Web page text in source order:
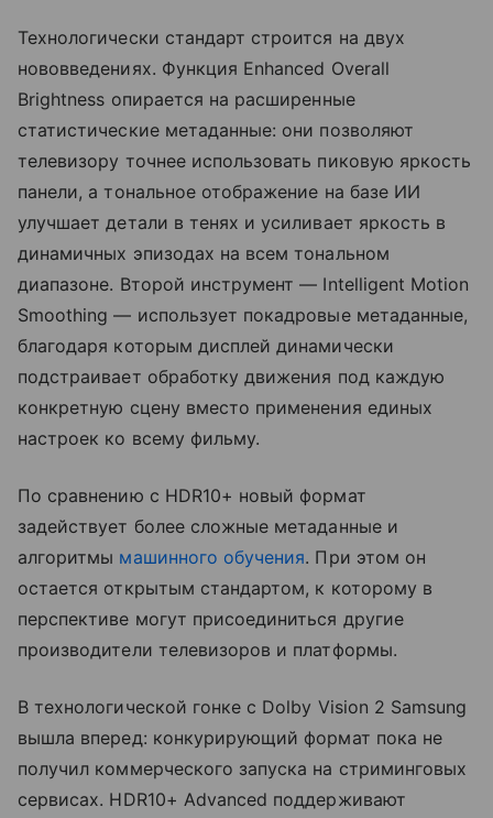
Технологически стандарт строится на двух
нововведениях. Функция Enhanced Overall
Brightness опирается на расширенные
статистические метаданные: они позволяют
телевизору точнее использовать пиковую яркость
панели, а тональное отображение на базе ИИ
улучшает детали в тенях и усиливает яркость в
динамичных эпизодах на всем тональном
диапазоне. Второй инструмент — Intelligent Motion
Smoothing — использует покадровые метаданные,
благодаря которым дисплей динамически
подстраивает обработку движения под каждую
конкретную сцену вместо применения единых
настроек ко всему фильму.
По сравнению с HDR10+ новый формат
задействует более сложные метаданные и
алгоритмы машинного обучения. При этом он
остается открытым стандартом, к которому в
перспективе могут присоединиться другие
производители телевизоров и платформы.
В технологической гонке с Dolby Vision 2 Samsung
вышла вперед: конкурирующий формат пока не
получил коммерческого запуска на стриминговых
сервисах. HDR10+ Advanced поддерживают